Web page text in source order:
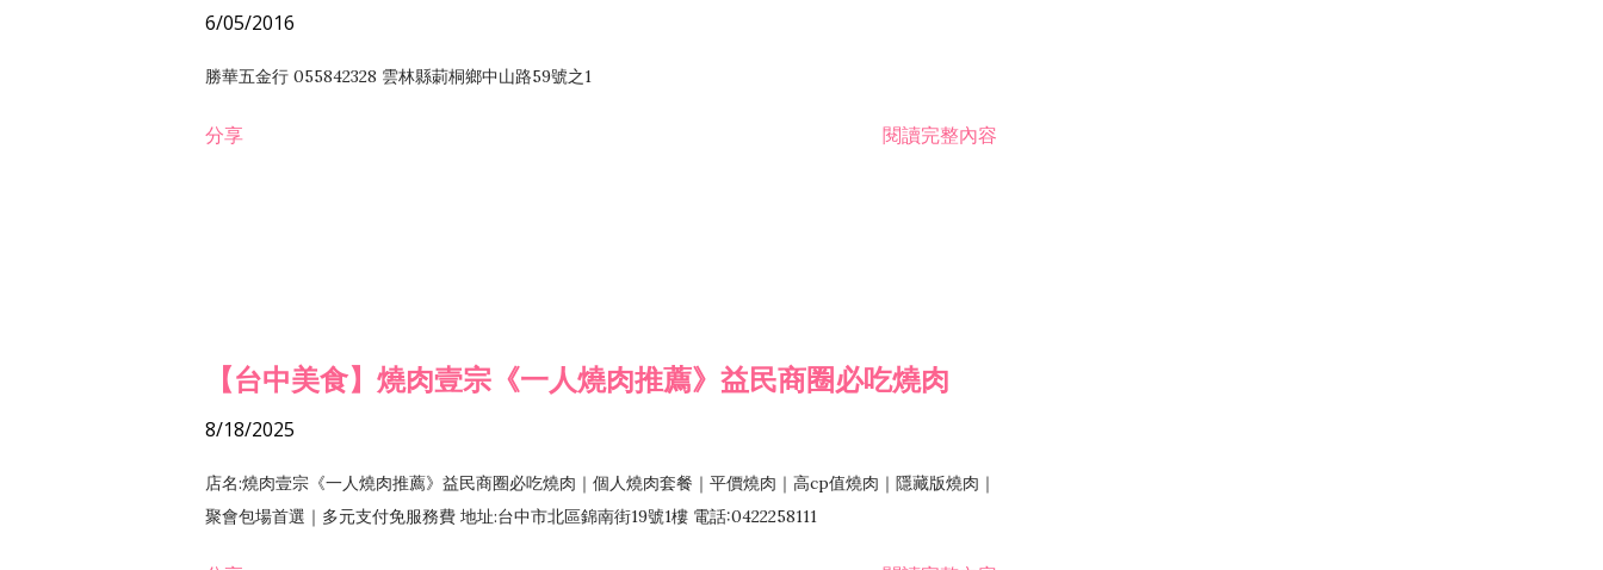
6/05/2016
勝華五金行 055842328 雲林縣莿桐鄉中山路59號之1
分享 閱讀完整內容
【台中美食】燒肉壹宗《一人燒肉推薦》益民商圈必吃燒肉
8/18/2025
店名:燒肉壹宗《一人燒肉推薦》益民商圈必吃燒肉｜個人燒肉套餐｜平價燒肉｜高cp值燒肉｜隱藏版燒肉｜
聚會包場首選｜多元支付免服務費 地址:台中市北區錦南街19號1樓 電話:0422258111